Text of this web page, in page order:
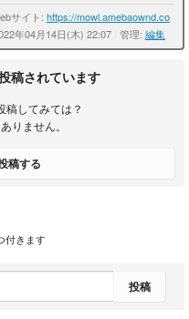
サイト: https://mowl.amebaownd.co
年04月14日(木) 22:07 管理: 編集
稿されています
稿してみては？
りません。
稿する
付きます
投稿